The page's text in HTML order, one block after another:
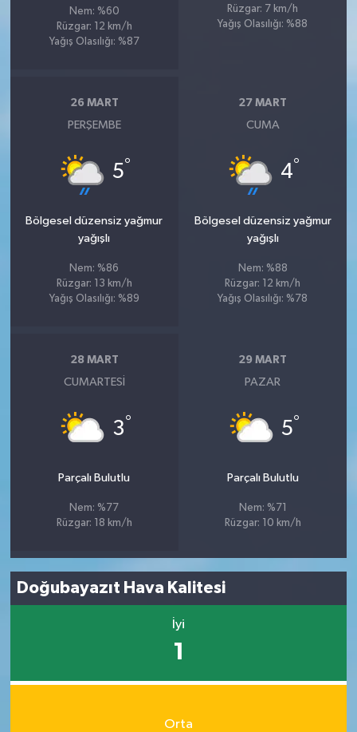
Nem: %60
Rüzgar: 12 km/h
Yağış Olasılığı: %87
Rüzgar: 7 km/h
Yağış Olasılığı: %88
26 MART
PERŞEMBE
5°
Bölgesel düzensiz yağmur
yağışlı
Nem: %86
Rüzgar: 13 km/h
Yağış Olasılığı: %89
27 MART
CUMA
4°
Bölgesel düzensiz yağmur
yağışlı
Nem: %88
Rüzgar: 12 km/h
Yağış Olasılığı: %78
28 MART
CUMARTESI
3°
Parçalı Bulutlu
Nem: %77
Rüzgar: 18 km/h
29 MART
PAZAR
5°
Parçalı Bulutlu
Nem: %71
Rüzgar: 10 km/h
Doğubayazıt Hava Kalitesi
İyi
1
Orta